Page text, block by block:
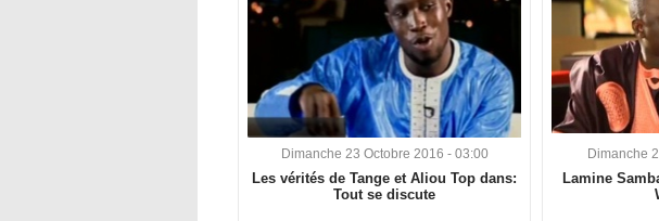
Dimanche 23 Octobre 2016 - 03:00
Les vérités de Tange et Aliou Top dans:
Tout se discute
Dimanche
Lamine